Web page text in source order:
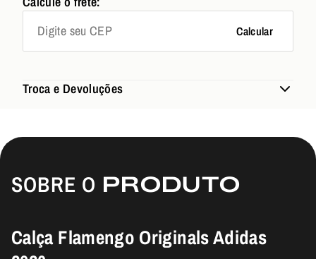
Calcular
Troca e Devoluções
SOBRE O PRODUTO
Calça Flamengo Originals Adidas